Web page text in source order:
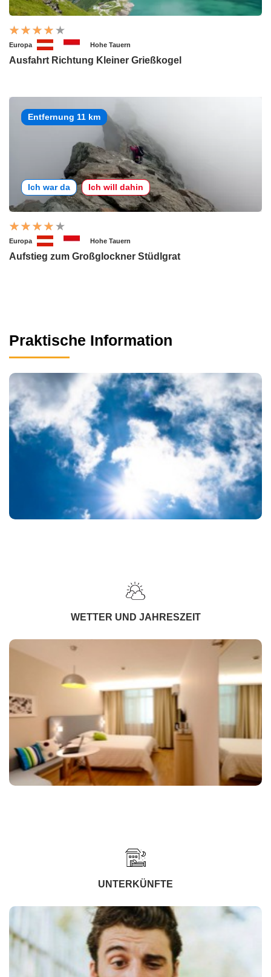
Europa Hohe Tauern
Ausfahrt Richtung Kleiner Grießkogel
Entfernung 11 km
Ich war da Ich will dahin
Europa Hohe Tauern
Aufstieg zum Großglockner Stüdlgrat
Praktische Information
WETTER UND JAHRESZEIT
UNTERKÜNFTE